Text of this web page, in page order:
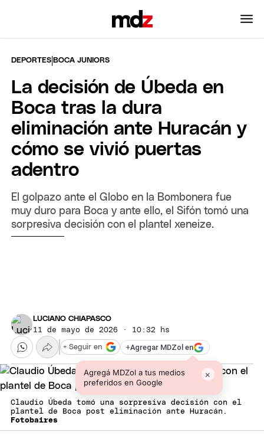
DEPORTES |BOCA JUNIORS
La decisión de Úbeda en
Boca tras la dura
eliminación ante Huracán y
cómo se vivió puertas
adentro
El golpazo ante el Globo en la Bombonera fue
muy duro para Boca y ante ello, el Sifón tomó una
sorpresiva decisión con el plantel xeneize.
LUCIANO CHIAPASCO
11 de mayo de 2026 · 10:32 hs
+Agregar MDZol en
Agregá MDZol a tus medios
preferidos en Google
×
+ Seguir en
Claudio Úbeda tomó una sorpresiva decisión con el
plantel de Boca post eliminación ante Huracán.
Fotobaires